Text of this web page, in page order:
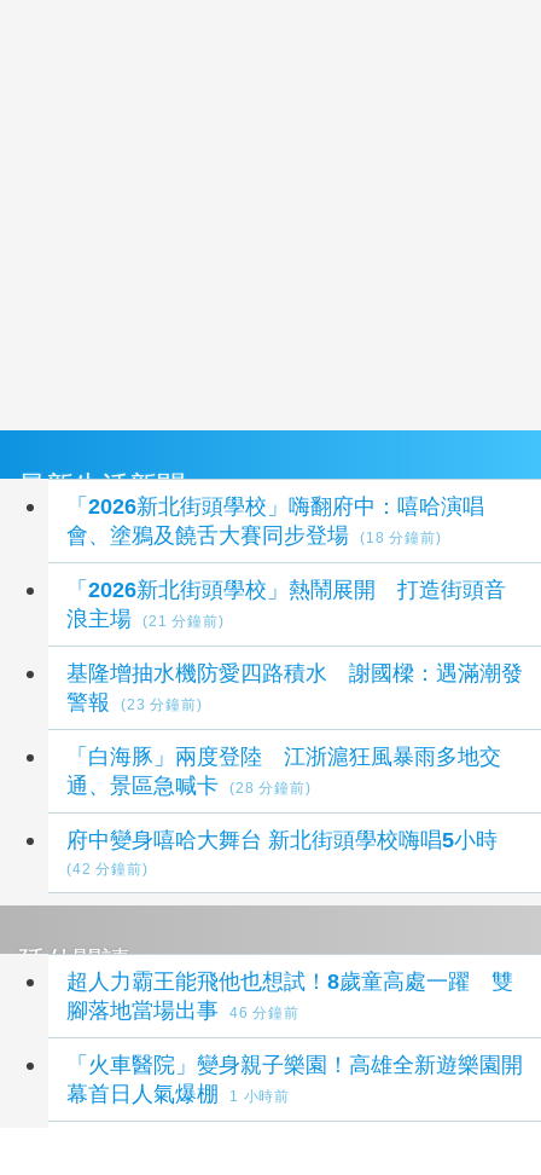
最新生活新聞
「2026新北街頭學校」嗨翻府中：嘻哈演唱
會、塗鴉及饒舌大賽同步登場
(18 分鐘前)
「2026新北街頭學校」熱鬧展開 打造街頭音
浪主場
(21 分鐘前)
基隆增抽水機防愛四路積水 謝國樑：遇滿潮發
警報
(23 分鐘前)
「白海豚」兩度登陸 江浙滬狂風暴雨多地交
通、景區急喊卡
(28 分鐘前)
府中變身嘻哈大舞台 新北街頭學校嗨唱5小時
(42 分鐘前)
延伸閱讀
超人力霸王能飛他也想試！8歲童高處一躍 雙
腳落地當場出事
46 分鐘前
「火車醫院」變身親子樂園！高雄全新遊樂園開
幕首日人氣爆棚
1 小時前